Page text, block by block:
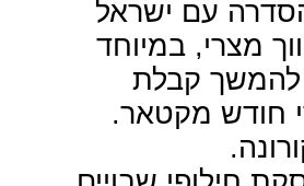
עם ישראל
מצרי, במיוחד
להמשך קבלת
חודש מקטאר.